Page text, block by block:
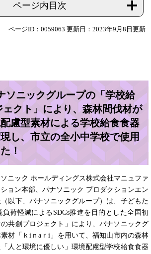
ページ内目次
ページID：0059063 更新日：2023年9月8日更新
ソニックグループの「学校給
クト」により、森林間伐材が
慮型素材による学校給食食器
し、市立の全小中学校で使用
！
ニック ホールディングス株式会社マニュファ
ョン本部、パナソニック プロダクションエン
以下、パナソニックグループ）は、子どもた
荷軽減によるSDGs推進を目的とした全国初
共創プロジェクト」により、パナソニックグ
材「ｋiｎaｒi」を用いて、福知山市内の森林
人と環境に優しい」環境配慮型学校給食食器